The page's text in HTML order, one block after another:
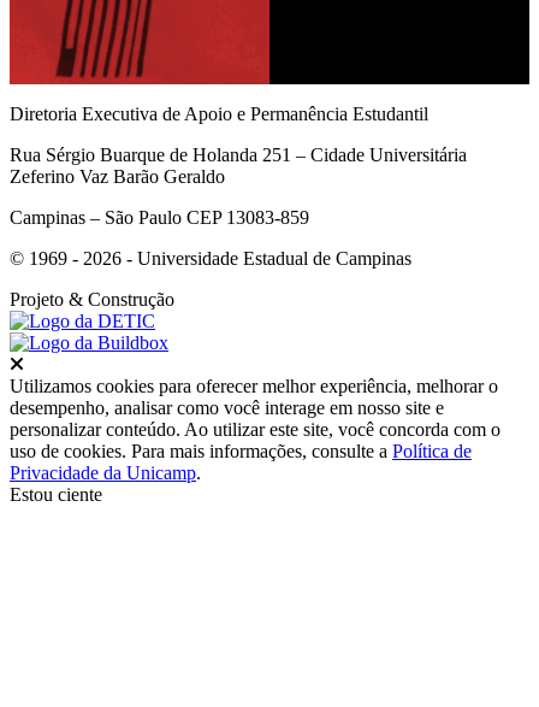
Diretoria Executiva de Apoio e Permanência Estudantil
Rua Sérgio Buarque de Holanda 251 – Cidade Universitária
Zeferino Vaz Barão Geraldo
Campinas – São Paulo CEP 13083-859
© 1969 - 2026 - Universidade Estadual de Campinas
Projeto & Construção
Utilizamos cookies para oferecer melhor experiência, melhorar o
desempenho, analisar como você interage em nosso site e
personalizar conteúdo. Ao utilizar este site, você concorda com o
uso de cookies. Para mais informações, consulte a Política de
Privacidade da Unicamp.
Estou ciente